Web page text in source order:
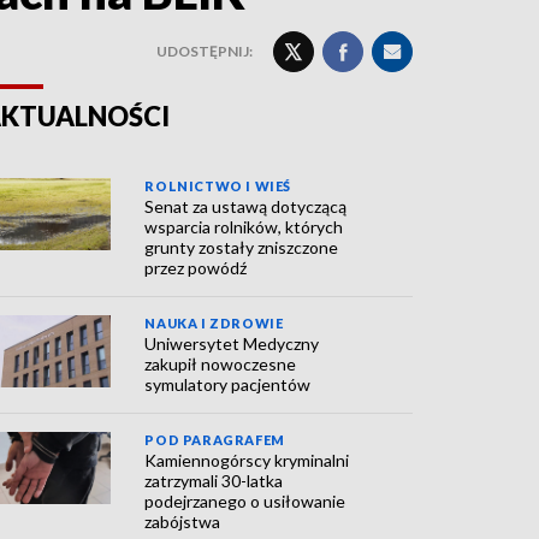
UDOSTĘPNIJ:
ROLNICTWO I WIEŚ
Senat za ustawą dotyczącą
wsparcia rolników, których
grunty zostały zniszczone
przez powódź
NAUKA I ZDROWIE
Uniwersytet Medyczny
zakupił nowoczesne
symulatory pacjentów
POD PARAGRAFEM
Kamiennogórscy kryminalni
zatrzymali 30-latka
podejrzanego o usiłowanie
zabójstwa